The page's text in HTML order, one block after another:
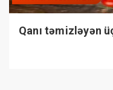
Qanı təmizləyən